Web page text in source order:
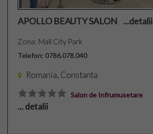
CONTACT
Dermopigmentare
Frizerii-Baarbering & Grooming
APOLLO BEAUTY SALON ...detalii
Zona: Mall City Park
Telefon: 0786.078.040
Romania, Constanta
Salon de Infrumusetare
... detalii